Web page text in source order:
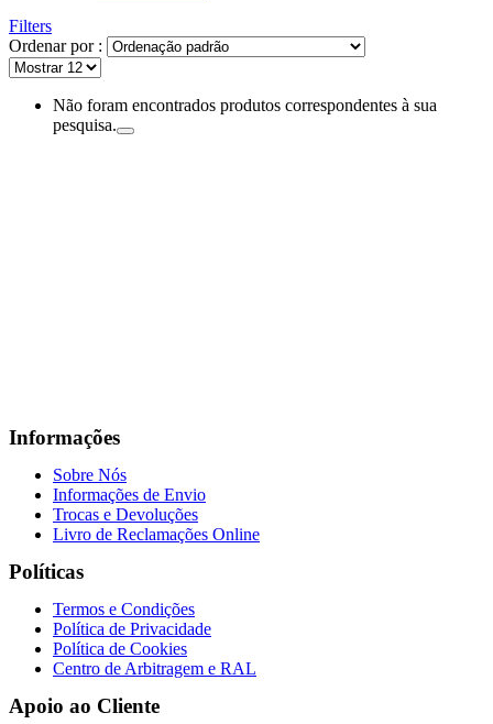
Filters
Ordenar por :
Não foram encontrados produtos correspondentes à sua
pesquisa.
Informações
Sobre Nós
Informações de Envio
Trocas e Devoluções
Livro de Reclamações Online
Políticas
Termos e Condições
Política de Privacidade
Política de Cookies
Centro de Arbitragem e RAL
Apoio ao Cliente